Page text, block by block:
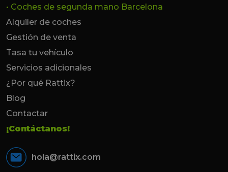
• Coches de segunda mano Barcelona
Alquiler de coches
Gestión de venta
Tasa tu vehículo
Servicios adicionales
¿Por qué Rattix?
Blog
Contactar
¡Contáctanos!
hola@rattix.com